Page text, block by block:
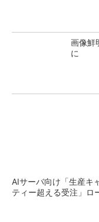
画像鮮
に
AIサーバ向け「生産キ
ティー超える受注」ロ